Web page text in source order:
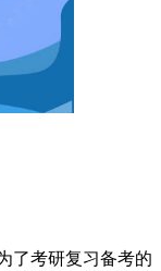
了考研复习备考的